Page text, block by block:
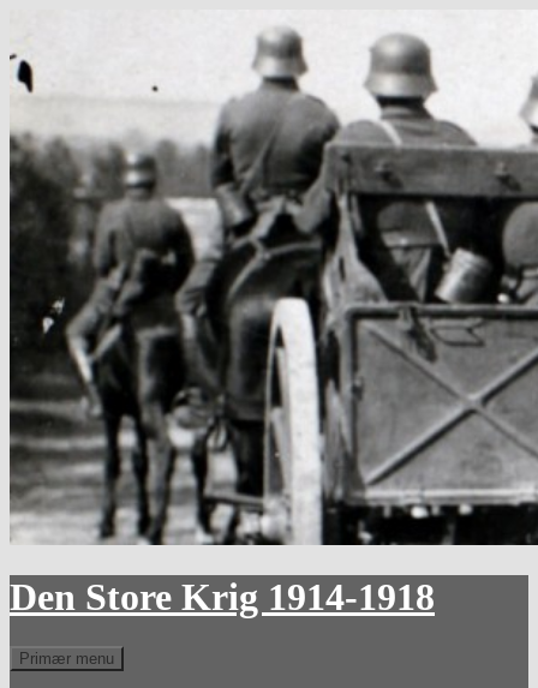
indhold
Den Store Krig 1914-1918
Søg
Primær menu